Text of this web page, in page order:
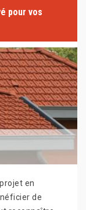
pour vos
en
de